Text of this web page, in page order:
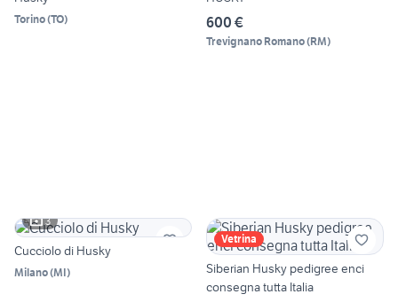
Torino(TO) 600 €
Trevignano Romano(RM)
3
Cucciolo di Husky
Milano(MI)
Vetrina
Siberian Husky pedigree enci
consegna tutta Italia